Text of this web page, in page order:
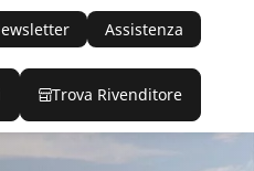
Assistenza
Trova Rivenditore